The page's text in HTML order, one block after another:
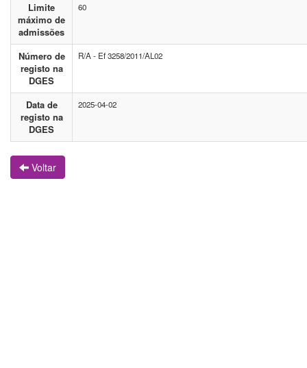
Limite
máximo de
admissões
60
Número de
registo na
DGES
R/A - Ef 3258/2011/AL02
Data de
registo na
DGES
2025-04-02
Voltar